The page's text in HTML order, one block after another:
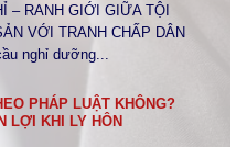
– RANH GIỚI GIỮA TỘI
VỚI TRANH CHẤP DÂN
nghỉ dưỡng...
PHÁP LUẬT KHÔNG?
LỢI KHI LY HÔN